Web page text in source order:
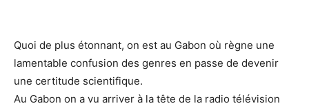
Quoi de plus étonnant, on est au Gabon où règne une
lamentable confusion des genres en passe de devenir
une certitude scientifique.
Au Gabon on a vu arriver à la tête de la radio télévision